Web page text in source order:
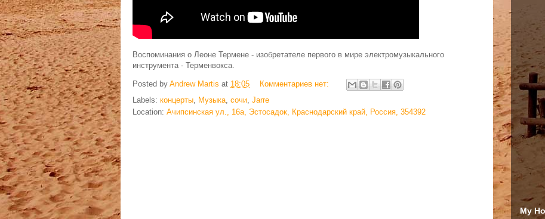
Воспоминания о Леоне Термене - изобретателе первого в мире электромузыкального
инструмента - Терменвокса.
Posted by Andrew Martis at 18:05
Комментариев нет:
Labels: концерты Музыка сочи Jarre
Location: Ачипсинская ул., 16а, Эстосадок, Краснодарский край, Россия, 354392
My